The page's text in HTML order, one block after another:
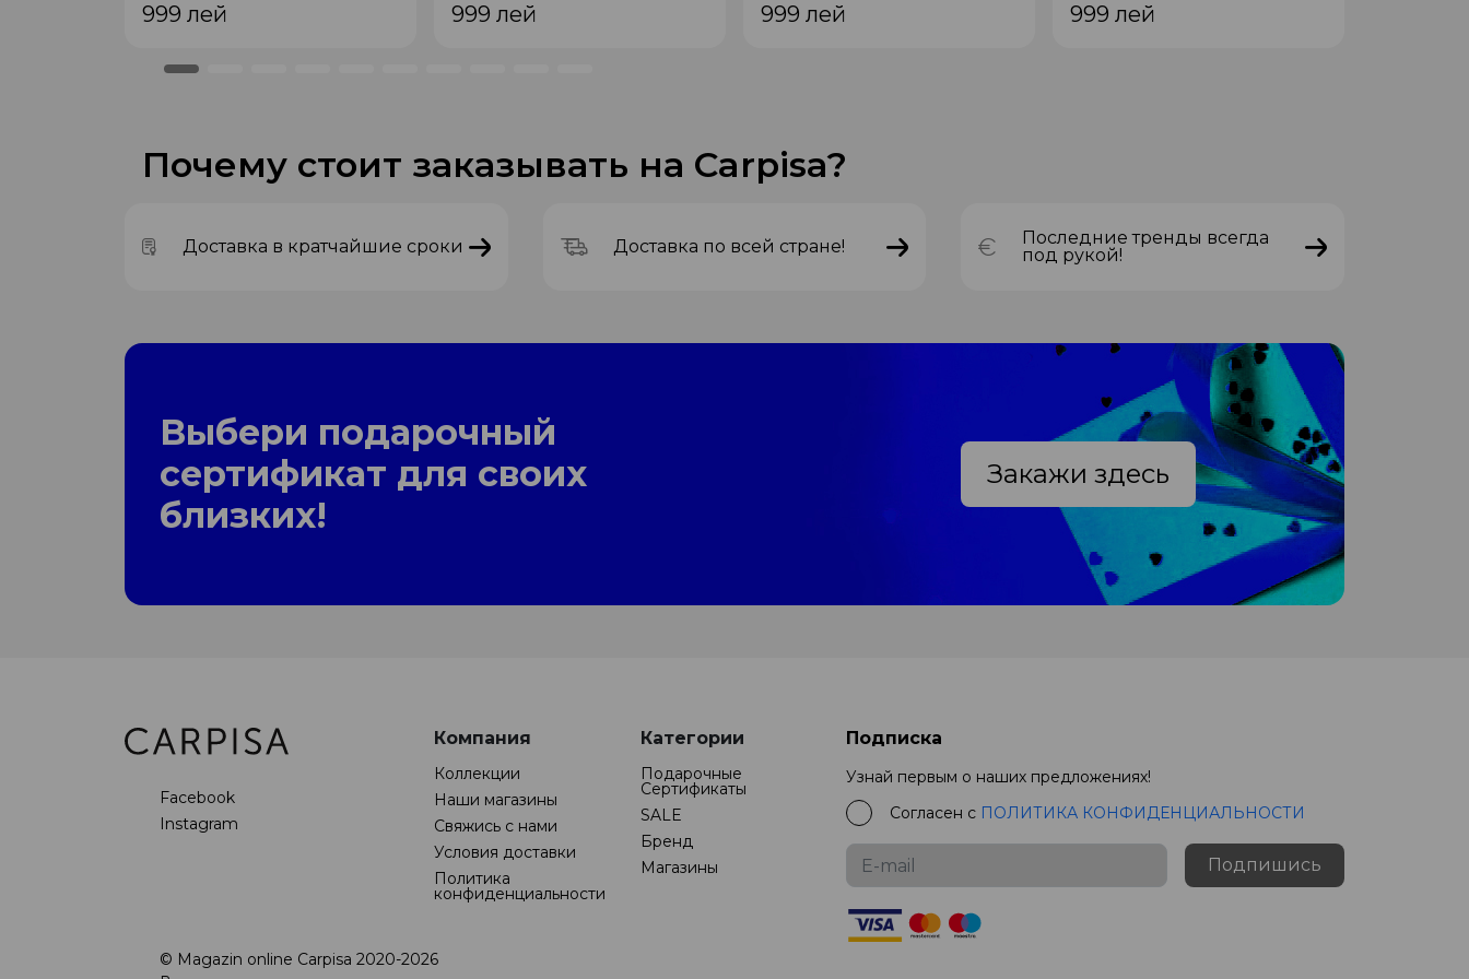
999 лей 999 лей 999 лей 999 лей
Почему стоит заказывать на Carpisa?
Доставка в кратчайшие сроки Доставка по всей стране!
Последние тренды всегда
под рукой!
Выбери подарочный
сертификат для своих
близких!
Закажи здесь
Facebook
Instagram
Компания
Коллекции
Наши магазины
Свяжись с нами
Условия доставки
Политика
конфиденциальности
Категории
Подарочные
Cертификаты
SALE
Бренд
Магазины
Подписка
Узнай первым о наших предложениях!
Согласен с ПОЛИТИКА КОНФИДЕНЦИАЛЬНОСТИ
Подпишись
© Magazin online Carpisa 2020-2026